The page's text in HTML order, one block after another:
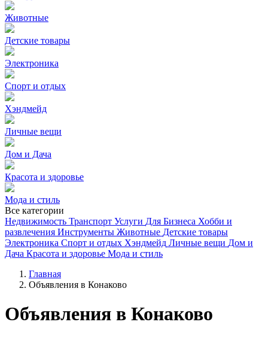
Животные
Детские товары
Электроника
Спорт и отдых
Хэндмейд
Личные вещи
Дом и Дача
Красота и здоровье
Мода и стиль
Все категории
Недвижимость Транспорт Услуги Для Бизнеса Хобби и
развлечения Инструменты Животные Детские товары
Электроника Спорт и отдых Хэндмейд Личные вещи Дом и
Дача Красота и здоровье Мода и стиль
Главная
Объявления в Конаково
Объявления в Конаково